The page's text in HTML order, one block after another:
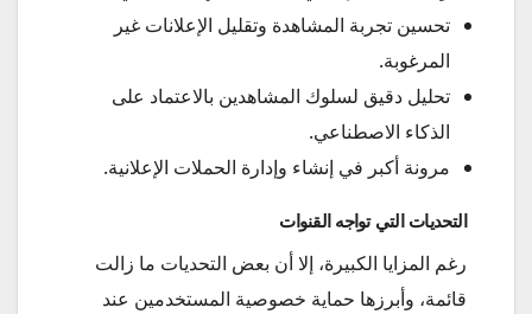
تحسين تجربة المشاهدة وتقليل الإعلانات غير
المرغوبة.
تحليل دقيق لسلوك المشاهدين بالاعتماد على
الذكاء الاصطناعي.
مرونة أكبر في إنشاء وإدارة الحملات الإعلانية.
التحديات التي تواجه القنوات
رغم المزايا الكبيرة، إلا أن بعض التحديات ما زالت
قائمة، وأبرزها حماية خصوصية المستخدمين عند